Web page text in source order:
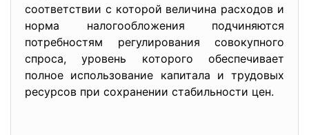
соответствии с которой величина расходов и
норма налогообложения подчиняются
потребностям регулирования совокупного
спроса, уровень которого обеспечивает
полное использование капитала и трудовых
ресурсов при сохранении стабильности цен.